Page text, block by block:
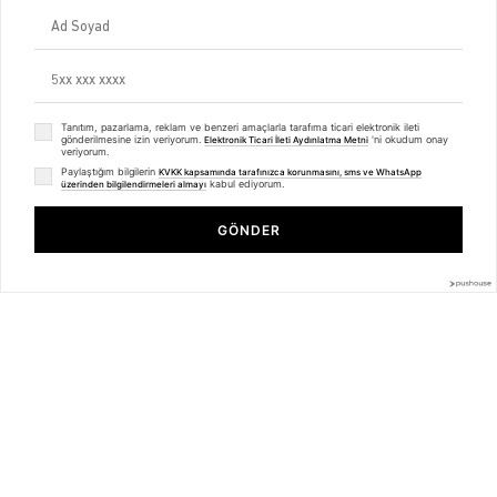
Ön Bilgilendirme Formu
Kargo Takip
Kategoriler
Basic Seri
BİZDEN HABERLER
Bültenimize Üye Olun ! Tüm İndirim ve Fırsatlardan İlk Sizin Haberiniz
Olsun !
Tanıtım, pazarlama, reklam ve benzeri amaçlarla tarafıma ticari elektronik ileti
gönderilmesine izin veriyorum. Elektronik Ticari İleti Aydınlatma Metni 'ni okudum onay
veriyorum.
Paylaştığım bilgilerin KVKK kapsamında tarafınızca korunmasını, sms ve WhatsApp
üzerinden bilgilendirmeleri almayı kabul ediyorum.
GÖNDER